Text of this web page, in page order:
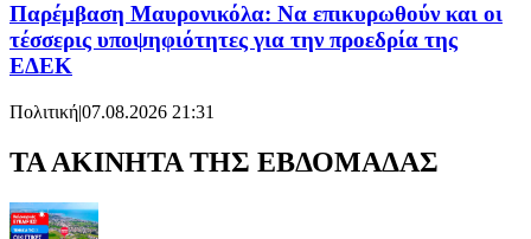
Παρέμβαση Μαυρονικόλα: Να επικυρωθούν και οι
τέσσερις υποψηφιότητες για την προεδρία της
ΕΔΕΚ
Πολιτική|07.08.2026 21:31
ΤΑ ΑΚΙΝΗΤΑ ΤΗΣ ΕΒΔΟΜΑΔΑΣ